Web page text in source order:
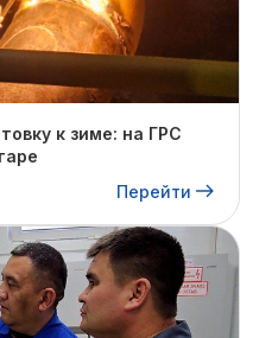
к зиме: на ГРС
Перейти